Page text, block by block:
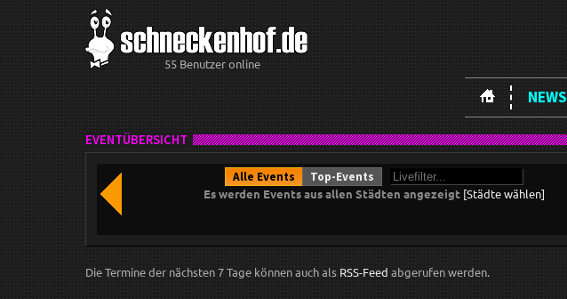
55 Benutzer online
NEWS
EVENTÜBERSICHT
Alle Events
Top-Events
Es werden Events aus allen Städten angezeigt [Städte wählen]
Die Termine der nächsten 7 Tage können auch als RSS-Feed abgerufen werden.